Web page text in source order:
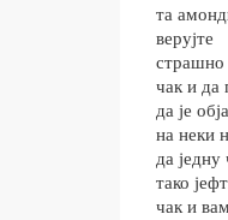
та
верујте
страшно
чак и
да је
на неки
да једну
тако
чак и